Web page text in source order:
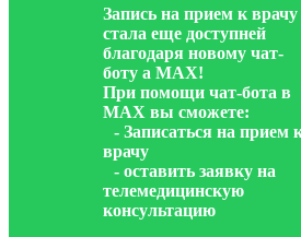
Запись на прием к врачу
стала еще доступней
благодаря новому чат-
боту а МАХ!
При помощи чат-бота в
МАХ вы сможете:
- Записаться на прием
врачу
- оставить заявку на
телемедицинскую
консультацию